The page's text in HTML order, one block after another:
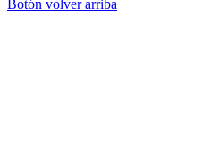
Botón volver arriba